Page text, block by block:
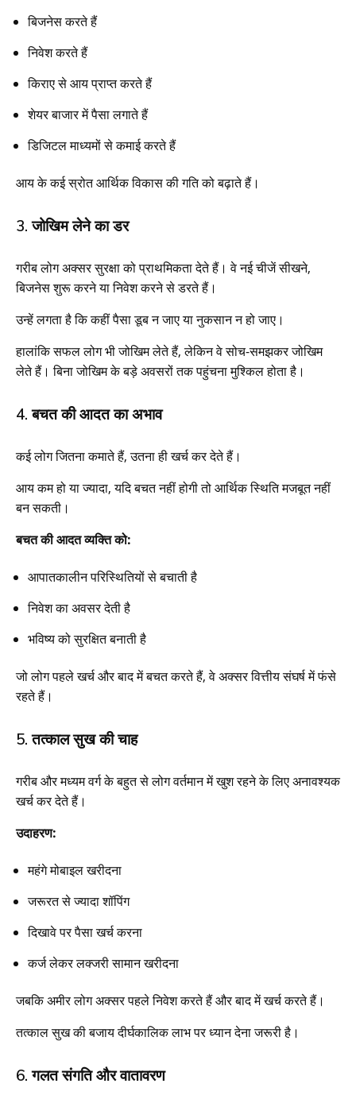
बिजनेस करते हैं
निवेश करते हैं
किराए से आय प्राप्त करते हैं
शेयर बाजार में पैसा लगाते हैं
डिजिटल माध्यमों से कमाई करते हैं
आय के कई स्रोत आर्थिक विकास की गति को बढ़ाते हैं।
3. जोखिम लेने का डर
गरीब लोग अक्सर सुरक्षा को प्राथमिकता देते हैं। वे नई चीजें सीखने,
बिजनेस शुरू करने या निवेश करने से डरते हैं।
उन्हें लगता है कि कहीं पैसा डूब न जाए या नुकसान न हो जाए।
हालांकि सफल लोग भी जोखिम लेते हैं, लेकिन वे सोच-समझकर जोखिम
लेते हैं। बिना जोखिम के बड़े अवसरों तक पहुंचना मुश्किल होता है।
4. बचत की आदत का अभाव
कई लोग जितना कमाते हैं, उतना ही खर्च कर देते हैं।
आय कम हो या ज्यादा, यदि बचत नहीं होगी तो आर्थिक स्थिति मजबूत नहीं
बन सकती।
बचत की आदत व्यक्ति को:
आपातकालीन परिस्थितियों से बचाती है
निवेश का अवसर देती है
भविष्य को सुरक्षित बनाती है
जो लोग पहले खर्च और बाद में बचत करते हैं, वे अक्सर वित्तीय संघर्ष में फंसे
रहते हैं।
5. तत्काल सुख की चाह
गरीब और मध्यम वर्ग के बहुत से लोग वर्तमान में खुश रहने के लिए अनावश्यक
खर्च कर देते हैं।
उदाहरण:
महंगे मोबाइल खरीदना
जरूरत से ज्यादा शॉपिंग
दिखावे पर पैसा खर्च करना
कर्ज लेकर लक्जरी सामान खरीदना
जबकि अमीर लोग अक्सर पहले निवेश करते हैं और बाद में खर्च करते हैं।
तत्काल सुख की बजाय दीर्घकालिक लाभ पर ध्यान देना जरूरी है।
6. गलत संगति और वातावरण